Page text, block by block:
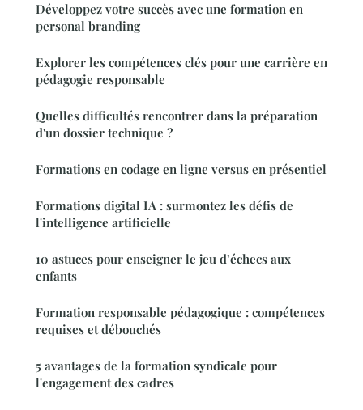
Développez votre succès avec une formation en
personal branding
Explorer les compétences clés pour une carrière en
pédagogie responsable
Quelles difficultés rencontrer dans la préparation
d'un dossier technique ?
Formations en codage en ligne versus en présentiel
Formations digital IA : surmontez les défis de
l'intelligence artificielle
10 astuces pour enseigner le jeu d’échecs aux
enfants
Formation responsable pédagogique : compétences
requises et débouchés
5 avantages de la formation syndicale pour
l'engagement des cadres